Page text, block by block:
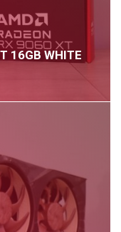
16GB WHITE